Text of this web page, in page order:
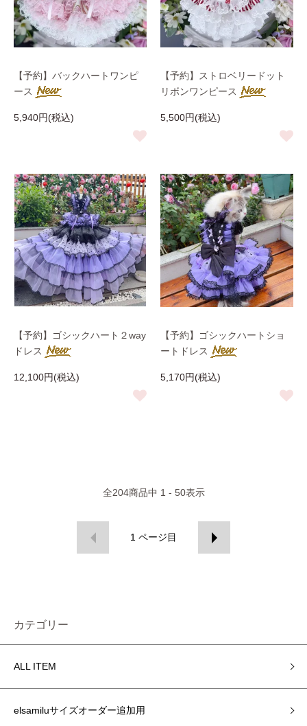
【予約】バックハートワンピ
ース
5,940円(税込)
【予約】ストロベリードット
リボンワンピース
5,500円(税込)
【予約】ゴシックハート２way
ドレス
12,100円(税込)
【予約】ゴシックハートショ
ートドレス
5,170円(税込)
全204商品中 1 - 50表示
1 ページ目
カテゴリー
ALL ITEM
elsamiluサイズオーダー追加用